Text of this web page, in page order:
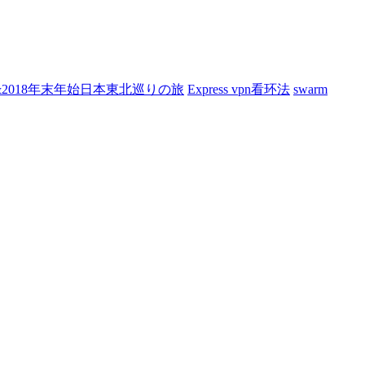
年末年始日本東北巡りの旅 Express vpn看环法 swarm